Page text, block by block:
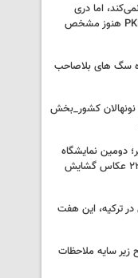
اما دری
می‌گشاید/ بازگشت اعضای PKK هنوز مشخص
سگ های بلاصاحب
نونهالان کشور_بخش
دومین نمایشگاه
گروهی عکس سقز با حضور ۲۲ عکاس گشایش
ترکیه، این هفت
سایه ملاحظات